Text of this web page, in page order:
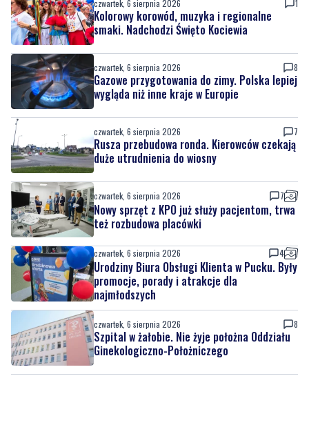
czwartek, 6 sierpnia 2026 1
Kolorowy korowód, muzyka i regionalne
smaki. Nadchodzi Święto Kociewia
czwartek, 6 sierpnia 2026 8
Gazowe przygotowania do zimy. Polska lepiej
wygląda niż inne kraje w Europie
czwartek, 6 sierpnia 2026 7
Rusza przebudowa ronda. Kierowców czekają
duże utrudnienia do wiosny
czwartek, 6 sierpnia 2026 7
Nowy sprzęt z KPO już służy pacjentom, trwa
też rozbudowa placówki
czwartek, 6 sierpnia 2026 4
Urodziny Biura Obsługi Klienta w Pucku. Były
promocje, porady i atrakcje dla
najmłodszych
czwartek, 6 sierpnia 2026 8
Szpital w żałobie. Nie żyje położna Oddziału
Ginekologiczno-Położniczego